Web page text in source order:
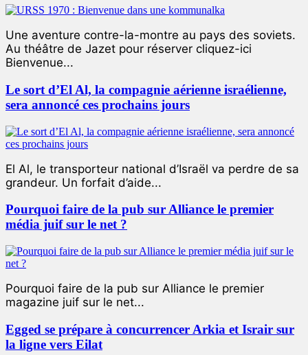
Une aventure contre-la-montre au pays des soviets.
Au théâtre de Jazet pour réserver cliquez-ici
Bienvenue...
Le sort d’El Al, la compagnie aérienne israélienne,
sera annoncé ces prochains jours
El Al, le transporteur national d’Israël va perdre de sa
grandeur. Un forfait d’aide...
Pourquoi faire de la pub sur Alliance le premier
média juif sur le net ?
Pourquoi faire de la pub sur Alliance le premier
magazine juif sur le net...
Egged se prépare à concurrencer Arkia et Israir sur
la ligne vers Eilat